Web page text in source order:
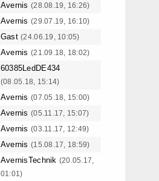
Avernis(28.08.19, 16:26)
Avernis(29.07.19, 16:10)
Gast(24.06.19, 10:05)
Avernis(21.09.18, 18:02)
60385LedDE434
(08.05.18, 15:14)
Avernis(07.05.18, 15:00)
Avernis(05.11.17, 15:07)
Avernis(03.11.17, 12:49)
Avernis(15.08.17, 18:59)
AvernisTechnik (20.05.17,
01:01)